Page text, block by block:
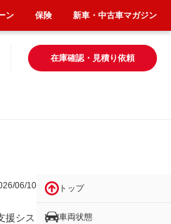
在庫確認・見積り依頼
06/10
援シス
トップ
車両状態
ン 保険 新車・中古車マガジン